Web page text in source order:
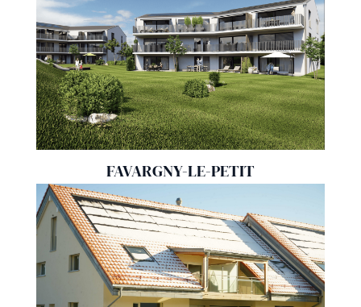
FAVARGNY-LE-PETIT